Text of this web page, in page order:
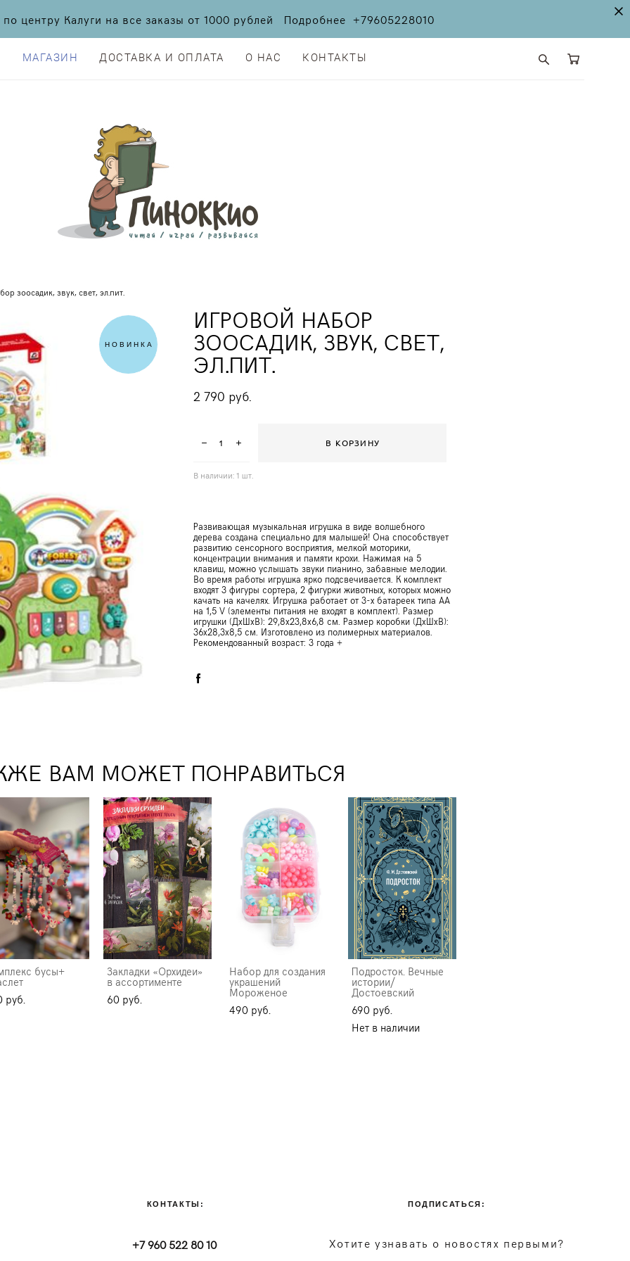
по центру Калуги на все заказы от 1000 рублей Подробнее +79605228010
МАГАЗИН ДОСТАВКА И ОПЛАТА О НАС КОНТАКТЫ
МАГАЗИН ДОСТАВКА И ОПЛАТА О НАС КОНТАКТЫ
зоосадик, звук, свет, эл.пит.
НОВИНКА
ИГРОВОЙ НАБОР
ЗООСАДИК, ЗВУК, СВЕТ,
ЭЛ.ПИТ.
2 790 pуб.
В наличии:1 шт.
В КОРЗИНУ
Развивающая музыкальная игрушка в виде волшебного
дерева создана специально для малышей! Она способствует
развитию сенсорного восприятия, мелкой моторики,
концентрации внимания и памяти крохи. Нажимая на 5
клавиш, можно услышать звуки пианино, забавные мелодии.
Во время работы игрушка ярко подсвечивается. К комплект
входят 3 фигуры сортера, 2 фигурки животных, которых можно
качать на качелях. Игрушка работает от 3-х батареек типа АА
на 1,5 V (элементы питания не входят в комплект). Размер
игрушки (ДxШxВ): 29,8x23,8x6,8 см. Размер коробки (ДxШxВ):
36x28,3x8,5 см. Изготовлено из полимерных материалов.
Рекомендованный возраст: 3 года +
ВАМ МОЖЕТ ПОНРАВИТЬСЯ
бусы+
pуб.
Закладки «Орхидеи»
в ассортименте
60 pуб.
Набор для создания
украшений
Мороженое
490 pуб.
Подросток. Вечные
истории/
Достоевский
690 pуб.
Нет в наличии
КОНТАКТЫ:
+7 960 522 80 10
ПОДПИСАТЬСЯ:
Хотите узнавать о новостях первыми?